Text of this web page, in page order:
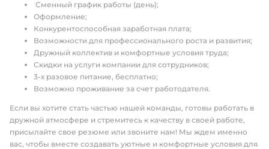
Сменный график работы (день);
Оформление;
Конкурентоспособная заработная плата;
Возможности для профессионального роста и развития;
Дружный коллектив и комфортные условия труда;
Скидки на услуги компании для сотрудников;
3-х разовое питание, бесплатно;
Возможно проживание за счет работодателя.
Если вы хотите стать частью нашей команды, готовы работать в
дружной атмосфере и стремитесь к качеству в своей работе,
присылайте свое резюме или звоните нам! Мы ждем именно
вас, чтобы вместе создавать уютные и комфортные условия для